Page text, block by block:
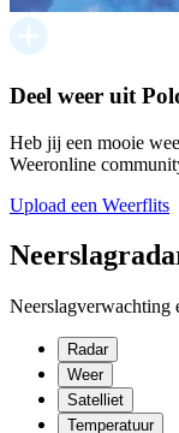
Deel weer uit
Heb jij een mooie
Weeronline
Upload een Weerflits
Neerslagverwachting
Radar
Weer
Satelliet
Temperatuur